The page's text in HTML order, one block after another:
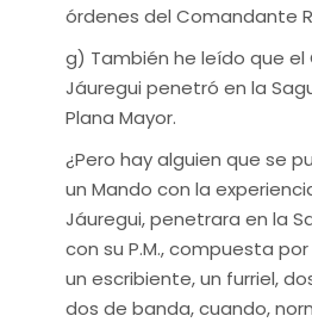
órdenes del Comandante
g) También he leído que el
Jáuregui penetró en la
Plana Mayor.
¿Pero hay alguien que se
un Mando con la
Jáuregui, penetrara en la
con su P.M., compuesta
un escribiente, un furriel,
dos de banda, cuando,